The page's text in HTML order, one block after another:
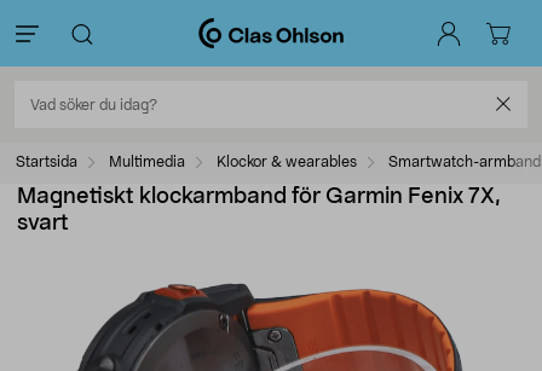
Startsida Multimedia Klockor & wearables Smartwatch-armband
Magnetiskt klockarmband för Garmin Fenix 7X,
svart